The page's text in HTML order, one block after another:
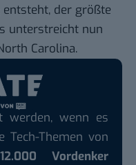
entsteht, der größte
unterstreicht nun
Carolina.
werden, wenn es
Tech-Themen von
12.000 Vordenker